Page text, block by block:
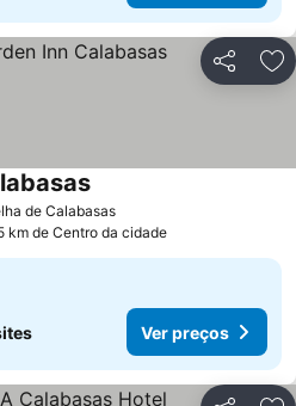
Partilhar
de CalabasasVer preços
Ver preços
km de Centro da cidade
Ver preços